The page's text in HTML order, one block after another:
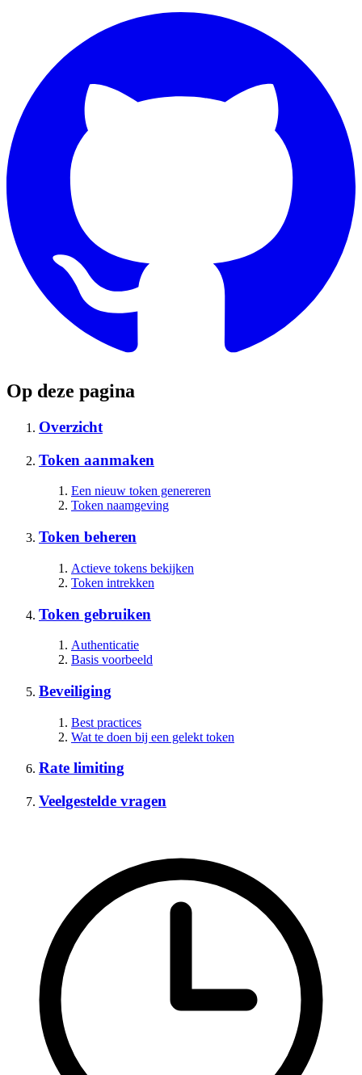
Op deze pagina
Overzicht
Token aanmaken
Een nieuw token genereren
Token naamgeving
Token beheren
Actieve tokens bekijken
Token intrekken
Token gebruiken
Authenticatie
Basis voorbeeld
Beveiliging
Best practices
Wat te doen bij een gelekt token
Rate limiting
Veelgestelde vragen